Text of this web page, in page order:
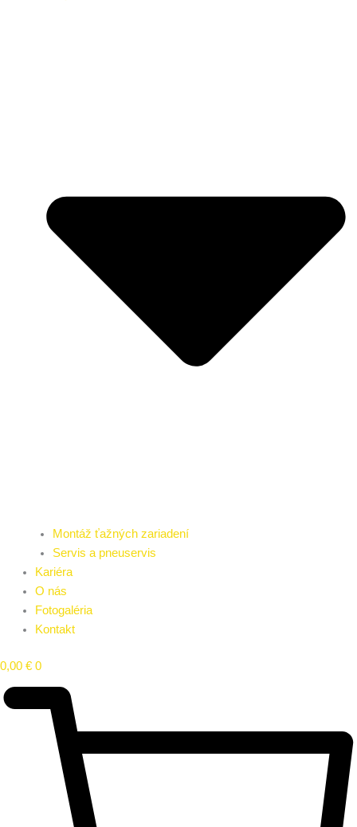
Montáž ťažných zariadení
Servis a pneuservis
Kariéra
O nás
Fotogaléria
Kontakt
0,00 € 0